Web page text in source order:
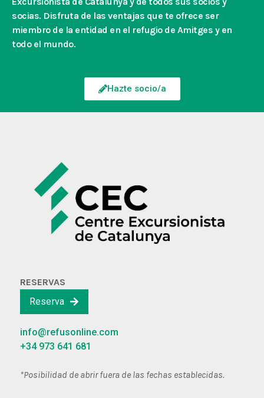
socias. Disfruta de las ventajas que te ofrece ser
miembro de la entidad en el refugio de Amitges y en
todo el mundo.
Hazte socio/a
RESERVAS
Reserva
info@refusonline.com
+34 973 641 681
*Posibilidad de abrir fuera de las fechas establecidas.